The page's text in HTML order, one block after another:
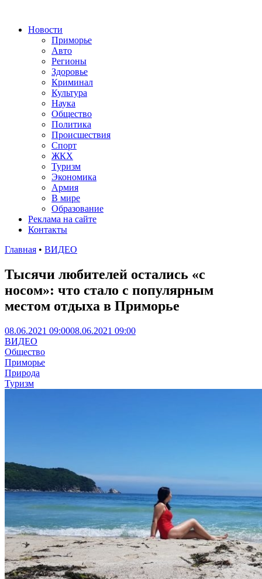
Новости
Приморье
Авто
Регионы
Здоровье
Криминал
Культура
Наука
Общество
Политика
Происшествия
Спорт
ЖКХ
Туризм
Экономика
Армия
В мире
Образование
Реклама на сайте
Контакты
Главная • ВИДЕО
Тысячи любителей остались «с
носом»: что стало с популярным
местом отдыха в Приморье
08.06.2021 09:0008.06.2021 09:00
ВИДЕО
Общество
Приморье
Природа
Туризм